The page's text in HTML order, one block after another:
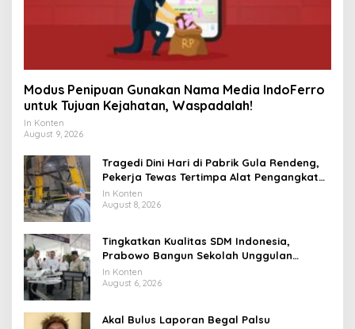
Modus Penipuan Gunakan Nama Media IndoFerro
untuk Tujuan Kejahatan, Waspadalah!
In Konten
August 9, 2026
Tragedi Dini Hari di Pabrik Gula Rendeng,
Pekerja Tewas Tertimpa Alat Pengangkat
Tebu
In Konten
August 8, 2026
Tingkatkan Kualitas SDM Indonesia,
Prabowo Bangun Sekolah Unggulan
hingga Undang Universitas Terbaik Dunia
In Konten
August 6, 2026
Akal Bulus Laporan Begal Palsu